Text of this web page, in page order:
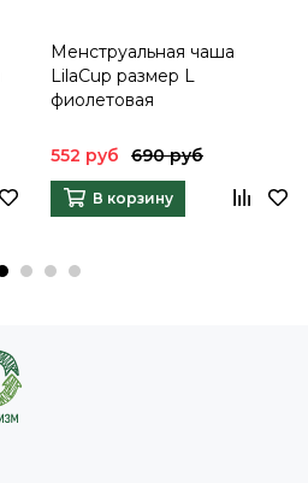
Менструальная чаша
LilaCup размер L
фиолетовая
552 руб 690 руб
В корзину